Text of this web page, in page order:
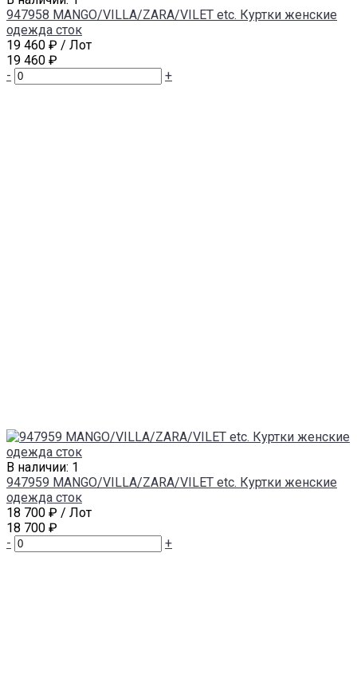
947958 MANGO/VILLA/ZARA/VILET etc. Куртки женские
одежда сток
19 460 ₽ / Лот
19 460 ₽
-
+
В наличии: 1
947959 MANGO/VILLA/ZARA/VILET etc. Куртки женские
одежда сток
18 700 ₽ / Лот
18 700 ₽
-
+